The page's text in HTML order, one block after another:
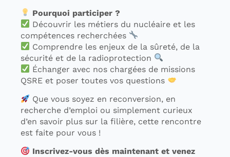
Pourquoi participer ?
Découvrir les métiers du nucléaire et les
compétences recherchées
Comprendre les enjeux de la sûreté, de la
sécurité et de la radioprotection
Échanger avec nos chargées de missions
QSRE et poser toutes vos questions
Que vous soyez en reconversion, en
recherche d’emploi ou simplement curieux
d’en savoir plus sur la filière, cette rencontre
est faite pour vous !
Inscrivez-vous dès maintenant et venez